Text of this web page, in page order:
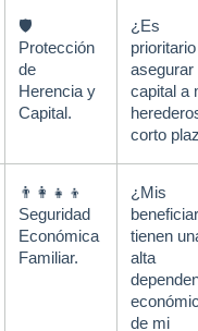
🛡️
Protección
de
Herencia y
Capital.
¿Es
prioritario
asegurar
capital a
corto
👨‍👩‍👧‍👦
Seguridad
Económica
Familiar.
¿Mis
tienen
alta
de mi